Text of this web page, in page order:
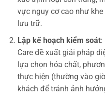
vực nguy cơ cao như
lưu trữ.
Lập kế hoạch kiểm soát:
Care đề xuất giải pháp
lựa chọn hóa chất,
thực hiện (thường vào
khách để tránh ảnh